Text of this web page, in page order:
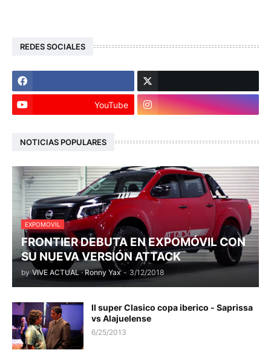
REDES SOCIALES
YouTube
NOTICIAS POPULARES
EXPOMOVIL
FRONTIER DEBUTA EN EXPOMÓVIL CON
SU NUEVA VERSIÓN ATTACK
by VIVE ACTUAL · Ronny Yax - 3/12/2018
II super Clasico copa iberico - Saprissa
vs Alajuelense
6/25/2013